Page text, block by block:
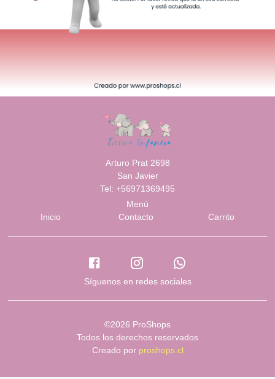
Arturo Prat 2698
San Javier
Tel: +56971369495
Menú
Inicio
Contacto Carrito
Síguenos en redes sociales
©2026 ProShops
Todos los derechos reservados
Creado por proshops.cl